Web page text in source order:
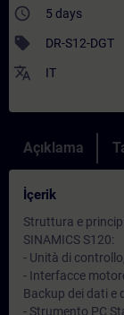
access_time 5 days
sell DR-S12-DGT
translate IT
Açıklama
İçerik
Struttura e
SINAMICS S120:
- Unità di
- Interfacce
Backup dei dati e
- Strumento PC